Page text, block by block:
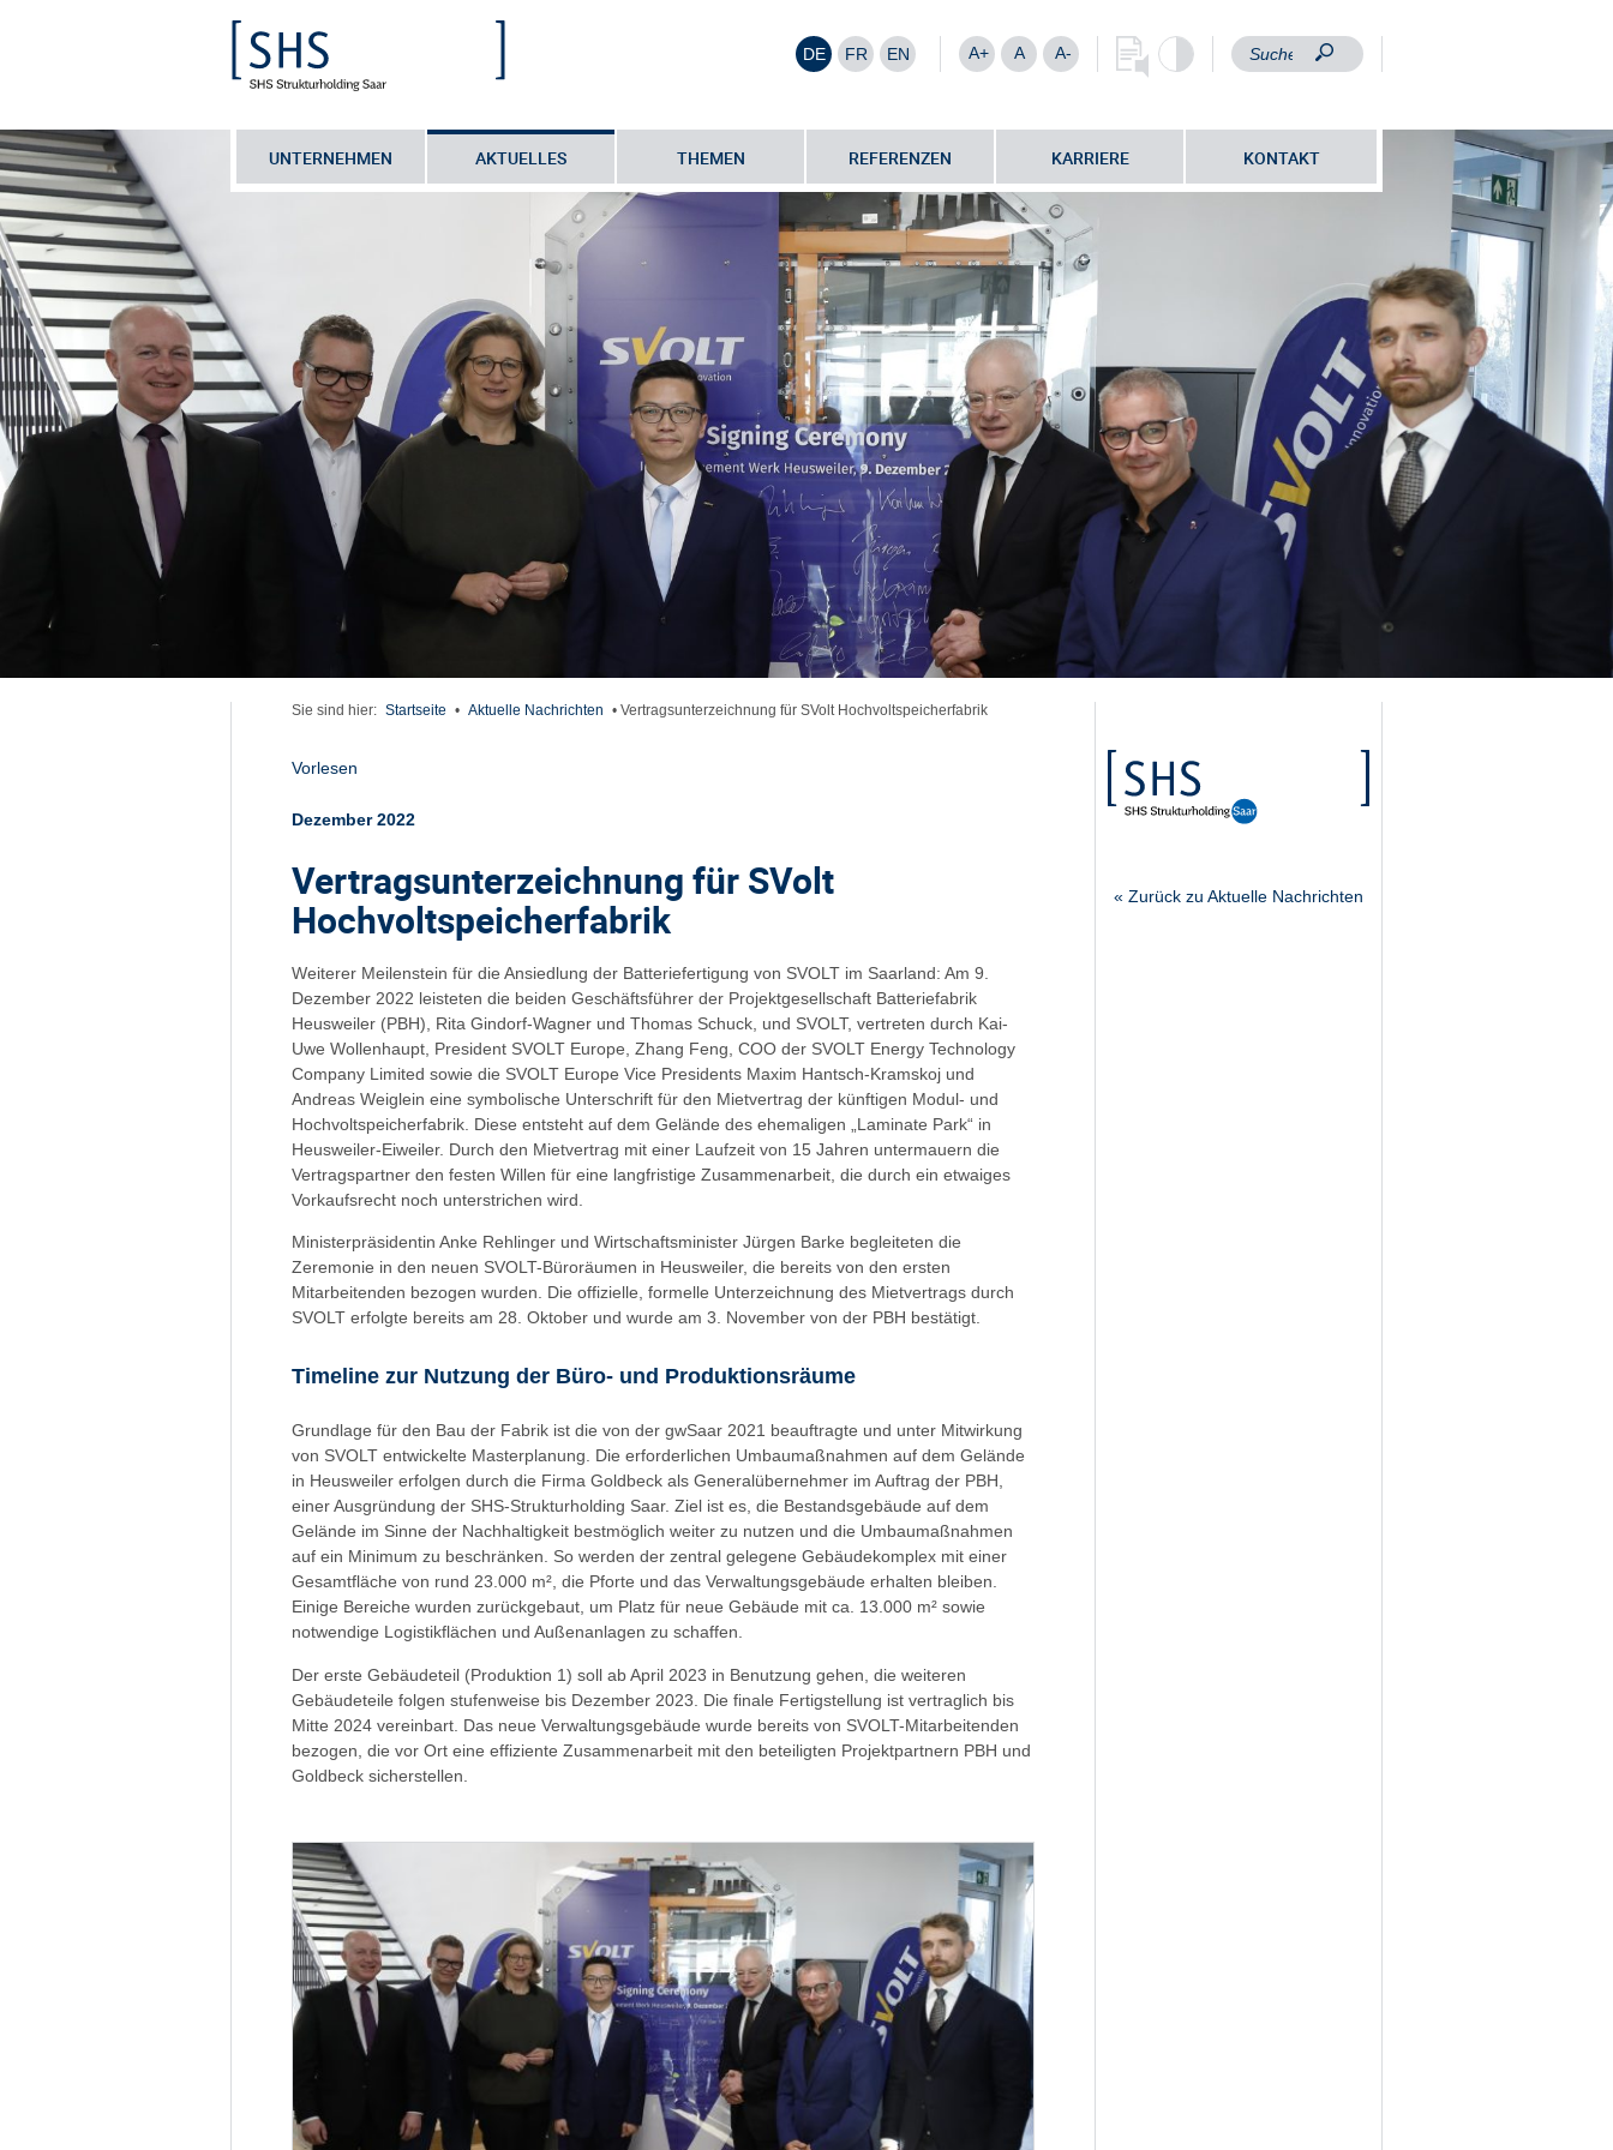
DE FR EN A+ A A-
UNTERNEHMEN AKTUELLES THEMEN REFERENZEN KARRIERE KONTAKT
Sie sind hier: Startseite • Aktuelle Nachrichten • Vertragsunterzeichnung für SVolt Hochvoltspeicherfabrik
Vorlesen
Dezember 2022
Vertragsunterzeichnung für SVolt
Hochvoltspeicherfabrik
Weiterer Meilenstein für die Ansiedlung der Batteriefertigung von SVOLT im Saarland: Am 9.
Dezember 2022 leisteten die beiden Geschäftsführer der Projektgesellschaft Batteriefabrik
Heusweiler (PBH), Rita Gindorf-Wagner und Thomas Schuck, und SVOLT, vertreten durch Kai-
Uwe Wollenhaupt, President SVOLT Europe, Zhang Feng, COO der SVOLT Energy Technology
Company Limited sowie die SVOLT Europe Vice Presidents Maxim Hantsch-Kramskoj und
Andreas Weiglein eine symbolische Unterschrift für den Mietvertrag der künftigen Modul- und
Hochvoltspeicherfabrik. Diese entsteht auf dem Gelände des ehemaligen „Laminate Park“ in
Heusweiler-Eiweiler. Durch den Mietvertrag mit einer Laufzeit von 15 Jahren untermauern die
Vertragspartner den festen Willen für eine langfristige Zusammenarbeit, die durch ein etwaiges
Vorkaufsrecht noch unterstrichen wird.
Ministerpräsidentin Anke Rehlinger und Wirtschaftsminister Jürgen Barke begleiteten die
Zeremonie in den neuen SVOLT-Büroräumen in Heusweiler, die bereits von den ersten
Mitarbeitenden bezogen wurden. Die offizielle, formelle Unterzeichnung des Mietvertrags durch
SVOLT erfolgte bereits am 28. Oktober und wurde am 3. November von der PBH bestätigt.
Timeline zur Nutzung der Büro- und Produktionsräume
Grundlage für den Bau der Fabrik ist die von der gwSaar 2021 beauftragte und unter Mitwirkung
von SVOLT entwickelte Masterplanung. Die erforderlichen Umbaumaßnahmen auf dem Gelände
in Heusweiler erfolgen durch die Firma Goldbeck als Generalübernehmer im Auftrag der PBH,
einer Ausgründung der SHS-Strukturholding Saar. Ziel ist es, die Bestandsgebäude auf dem
Gelände im Sinne der Nachhaltigkeit bestmöglich weiter zu nutzen und die Umbaumaßnahmen
auf ein Minimum zu beschränken. So werden der zentral gelegene Gebäudekomplex mit einer
Gesamtfläche von rund 23.000 m², die Pforte und das Verwaltungsgebäude erhalten bleiben.
Einige Bereiche wurden zurückgebaut, um Platz für neue Gebäude mit ca. 13.000 m² sowie
notwendige Logistikflächen und Außenanlagen zu schaffen.
Der erste Gebäudeteil (Produktion 1) soll ab April 2023 in Benutzung gehen, die weiteren
Gebäudeteile folgen stufenweise bis Dezember 2023. Die finale Fertigstellung ist vertraglich bis
Mitte 2024 vereinbart. Das neue Verwaltungsgebäude wurde bereits von SVOLT-Mitarbeitenden
bezogen, die vor Ort eine effiziente Zusammenarbeit mit den beteiligten Projektpartnern PBH und
Goldbeck sicherstellen.
« Zurück zu Aktuelle Nachrichten